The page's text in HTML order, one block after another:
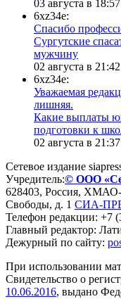
03 августа в 18:57
6xz34e:
Спасибо
Сургутские
мужчину
02 августа в 21:42
6xz34e:
Уважаемая
лишняя.
Какие выплаты
подготовки к
02 августа в 21:37
Сетевое издание
Учредитель:© ООО
628403, Россия, ХМАО-
Свободы, д. 1 СИА-
Телефон редакции: +7
Главный редактор:
Дежурный по сайту:
При использовании
Свидетельство о
10.06.2016, выдано